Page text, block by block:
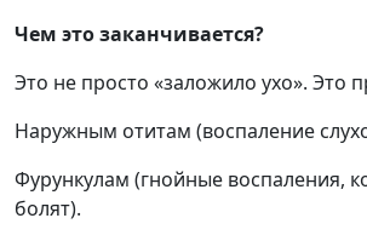
Чем это заканчивается?
Это не просто «заложило ухо». Это
Наружным отитам (воспаление
Фурункулам (гнойные воспаления,
болят).